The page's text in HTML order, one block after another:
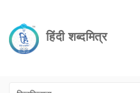
हिंदी शब्दमित्र